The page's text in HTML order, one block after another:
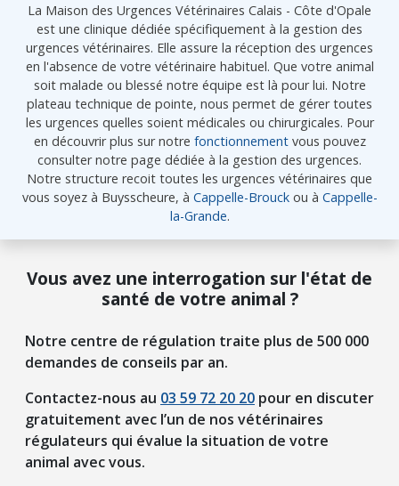
La Maison des Urgences Vétérinaires Calais - Côte d'Opale
est une clinique dédiée spécifiquement à la gestion des
urgences vétérinaires. Elle assure la réception des urgences
en l'absence de votre vétérinaire habituel. Que votre animal
soit malade ou blessé notre équipe est là pour lui. Notre
plateau technique de pointe, nous permet de gérer toutes
les urgences quelles soient médicales ou chirurgicales. Pour
en découvrir plus sur notre fonctionnementvous pouvez
consulter notre page dédiée à la gestion des urgences.
Notre structure recoit toutes les urgences vétérinaires que
vous soyez à Buysscheure, à Cappelle-Brouckou à Cappelle-
la-Grande.
Vous avez une interrogation sur l'état de
santé de votre animal ?
Notre centre de régulation traite plus de 500 000
demandes de conseils par an.
Contactez-nous au 03 59 72 20 20 pour en discuter
gratuitement avec l’un de nos vétérinaires
régulateurs qui évalue la situation de votre
animal avec vous.